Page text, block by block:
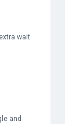
wait
and